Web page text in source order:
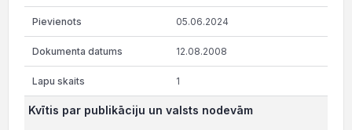
05.06.2024
12.08.2008
1
Kvītis par publikāciju un valsts nodevām